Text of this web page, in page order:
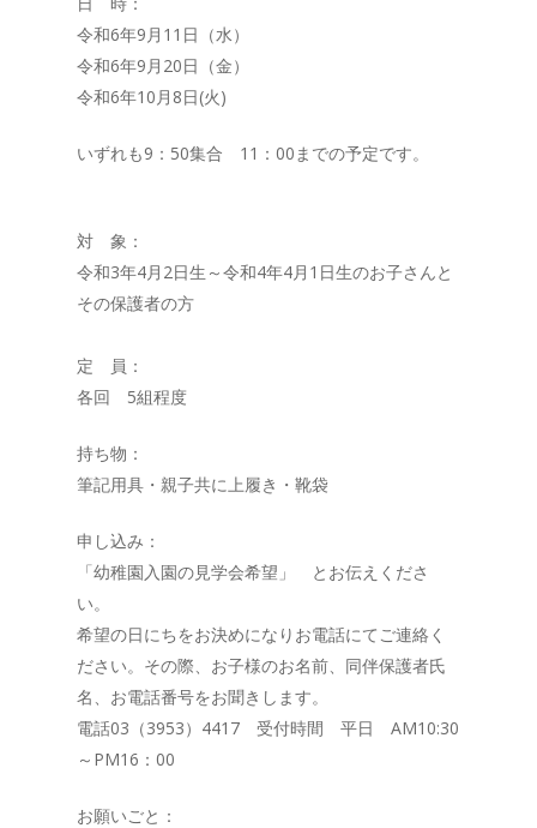
令和6年9月11日（水）
令和6年9月20日（金）
令和6年10月8日(火)
いずれも9：50集合 11：00までの予定です。
対 象：
令和3年4月2日生～令和4年4月1日生のお子さんと
その保護者の方
定 員：
各回 5組程度
持ち物：
筆記用具・親子共に上履き・靴袋
申し込み：
「幼稚園入園の見学会希望」 とお伝えくださ
い。
希望の日にちをお決めになりお電話にてご連絡く
ださい。その際、お子様のお名前、同伴保護者氏
名、お電話番号をお聞きします。
電話03（3953）4417 受付時間 平日 AM10:30
～PM16：00
お願いごと：